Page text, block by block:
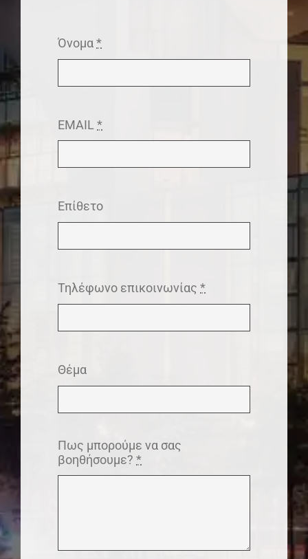
Όνομα*
EMAIL*
Επίθετο
Τηλέφωνο επικοινωνίας*
Θέμα
Πως μπορούμε να σας
βοηθήσουμε?*